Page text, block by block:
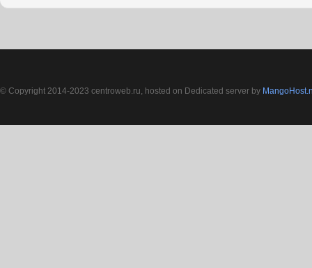
© Copyright 2014-2023 centroweb.ru, hosted on Dedicated server by